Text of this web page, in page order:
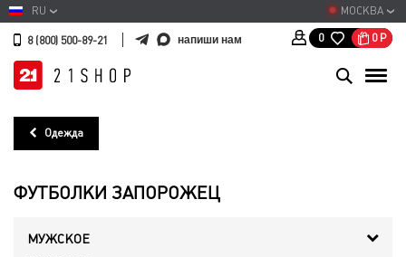
МОСКВА
RU
8 (800) 500-89-21 напиши нам 0 0 Р
Одежда
ФУТБОЛКИ ЗАПОРОЖЕЦ
МУЖСКОЕ